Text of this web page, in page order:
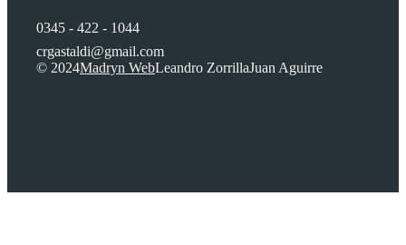
0345 - 422 - 1044
crgastaldi@gmail.com
© 2024Madryn WebLeandro ZorrillaJuan Aguirre